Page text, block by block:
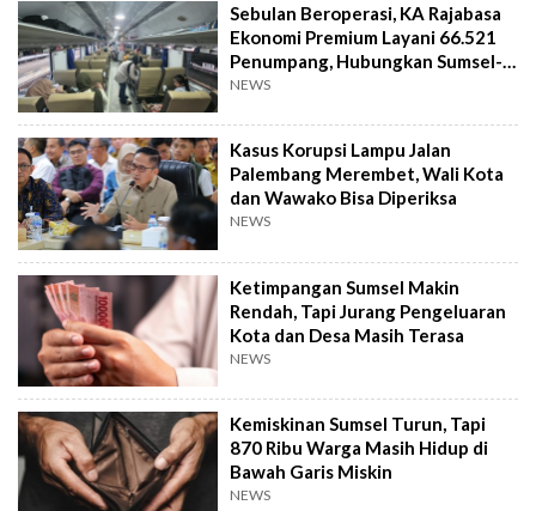
Sebulan Beroperasi, KA Rajabasa
Ekonomi Premium Layani 66.521
Penumpang, Hubungkan Sumsel-
Lampung
NEWS
Kasus Korupsi Lampu Jalan
Palembang Merembet, Wali Kota
dan Wawako Bisa Diperiksa
NEWS
Ketimpangan Sumsel Makin
Rendah, Tapi Jurang Pengeluaran
Kota dan Desa Masih Terasa
NEWS
Kemiskinan Sumsel Turun, Tapi
870 Ribu Warga Masih Hidup di
Bawah Garis Miskin
NEWS